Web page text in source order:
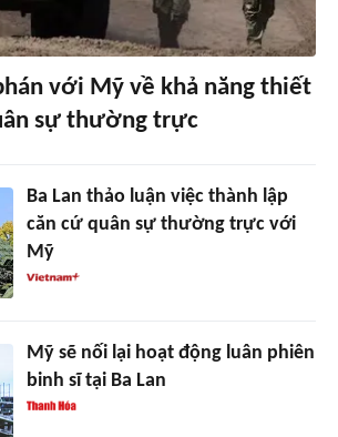
với Mỹ về khả năng thiết
sự thường trực
Ba Lan thảo luận việc thành lập
căn cứ quân sự thường trực với
Mỹ
Mỹ sẽ nối lại hoạt động luân phiên
binh sĩ tại Ba Lan